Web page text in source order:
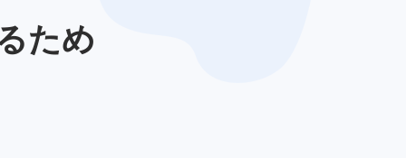
ため